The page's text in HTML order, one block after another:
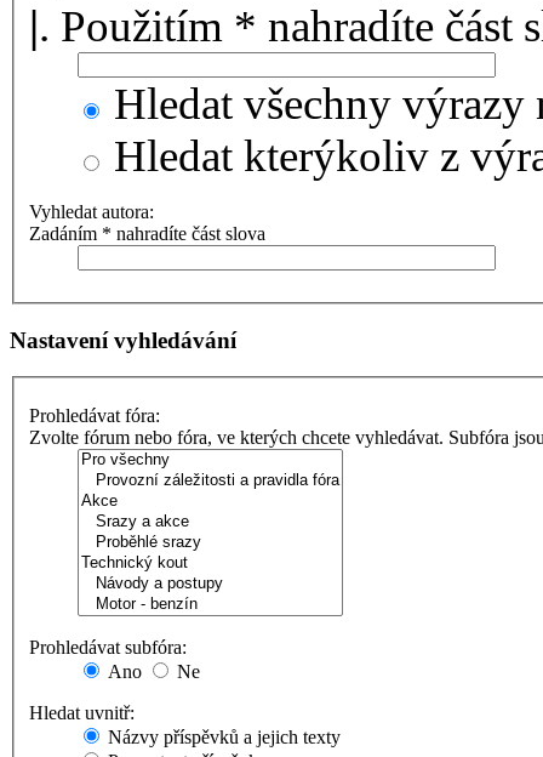
|. Použitím * nahradíte část
Hledat všechny výrazy
Hledat kterýkoliv z
Vyhledat autora:
Zadáním * nahradíte část slova
Nastavení vyhledávání
Prohledávat fóra:
Zvolte fórum nebo fóra, ve kterých chcete vyhledávat. Subfóra
Prohledávat subfóra:
Ano
Ne
Hledat uvnitř:
Názvy příspěvků a jejich texty